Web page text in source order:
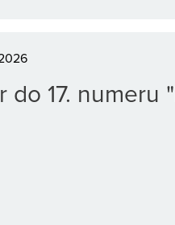
do 17. numeru